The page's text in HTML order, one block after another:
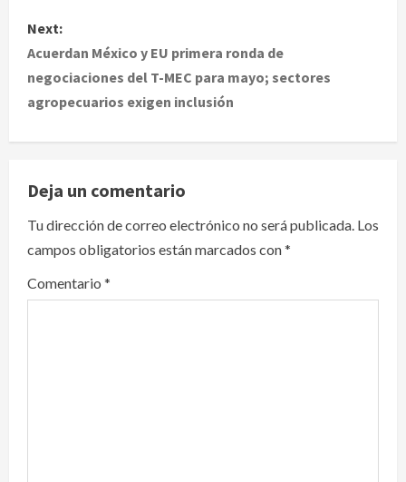
t
n
i
g
a
Next:
Acuerdan México y EU primera ronda de
negociaciones del T-MEC para mayo; sectores
agropecuarios exigen inclusión
Deja un comentario
Tu dirección de correo electrónico no será publicada. Los
campos obligatorios están marcados con*
Comentario *